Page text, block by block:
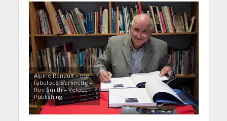
Alpine Renault – the
fabulous Berlinette –
Roy Smith – Veloce
Publishing